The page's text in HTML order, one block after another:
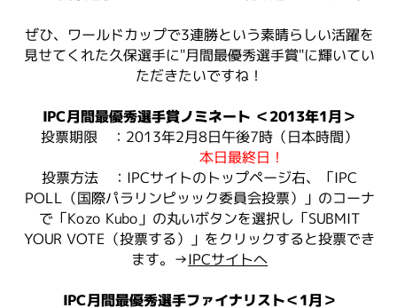
ぜひ、ワールドカップで3連勝という素晴らしい活躍を
見せてくれた久保選手に"月間最優秀選手賞"に輝いてい
ただきたいですね！
IPC月間最優秀選手賞ノミネート ＜2013年1月＞
投票期限 ：2013年2月8日午後7時（日本時間）
本日最終日！
投票方法 ：IPCサイトのトップページ右、「IPC
POLL（国際パラリンピッック委員会投票）」のコーナ
で「Kozo Kubo」の丸いボタンを選択し「SUBMIT
YOUR VOTE（投票する）」をクリックすると投票でき
ます。→IPCサイトへ
IPC月間最優秀選手ファイナリスト＜1月＞